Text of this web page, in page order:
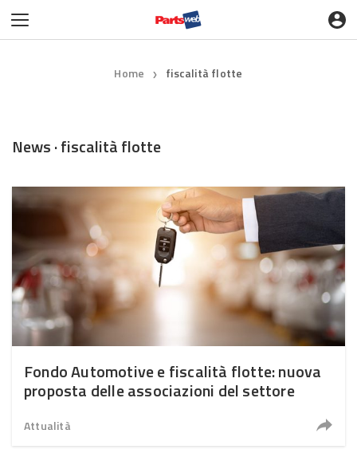
Home ❯ fiscalità flotte
News · fiscalità flotte
Fondo Automotive e fiscalità flotte: nuova
proposta delle associazioni del settore
Attualità